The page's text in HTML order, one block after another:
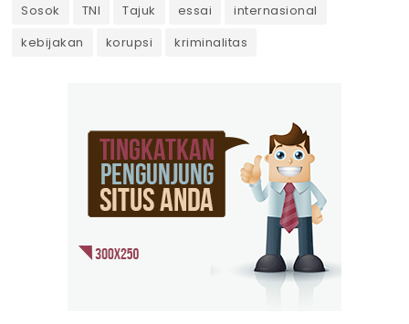
Sosok
TNI Tajuk essai
internasional
kebijakan
korupsi kriminalitas